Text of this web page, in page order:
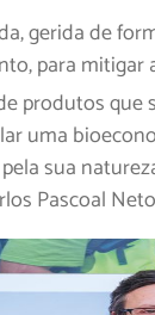
gerida de
para mitigar
produtos
uma
sua
Pascoal